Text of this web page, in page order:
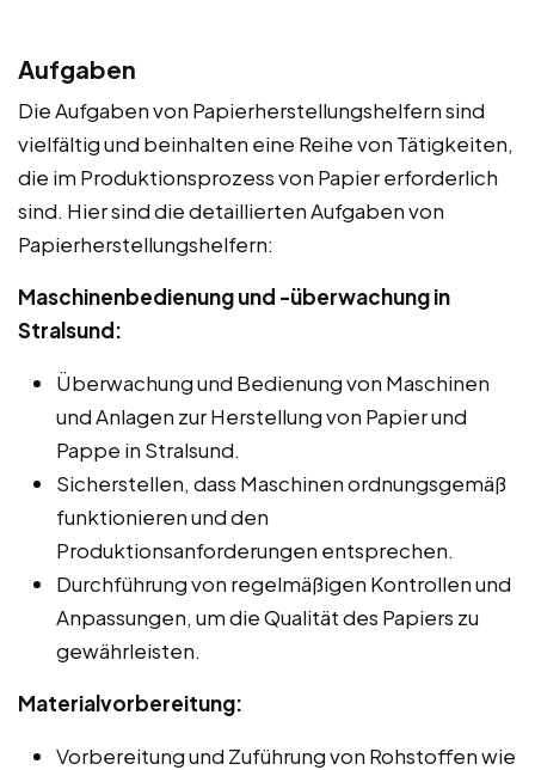
Aufgaben
Die Aufgaben von Papierherstellungshelfern sind
vielfältig und beinhalten eine Reihe von Tätigkeiten,
die im Produktionsprozess von Papier erforderlich
sind. Hier sind die detaillierten Aufgaben von
Papierherstellungshelfern:
Maschinenbedienung und -überwachung in
Stralsund:
Überwachung und Bedienung von Maschinen
und Anlagen zur Herstellung von Papier und
Pappe in Stralsund.
Sicherstellen, dass Maschinen ordnungsgemäß
funktionieren und den
Produktionsanforderungen entsprechen.
Durchführung von regelmäßigen Kontrollen und
Anpassungen, um die Qualität des Papiers zu
gewährleisten.
Materialvorbereitung:
Vorbereitung und Zuführung von Rohstoffen wie